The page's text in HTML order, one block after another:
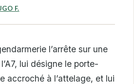
F.
l’arrête sur une
lui désigne le porte-
accroché à l’attelage, et lui